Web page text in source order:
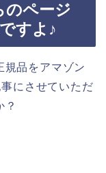
のページ
すよ♪
規品をアマゾン
にさせていただ
？